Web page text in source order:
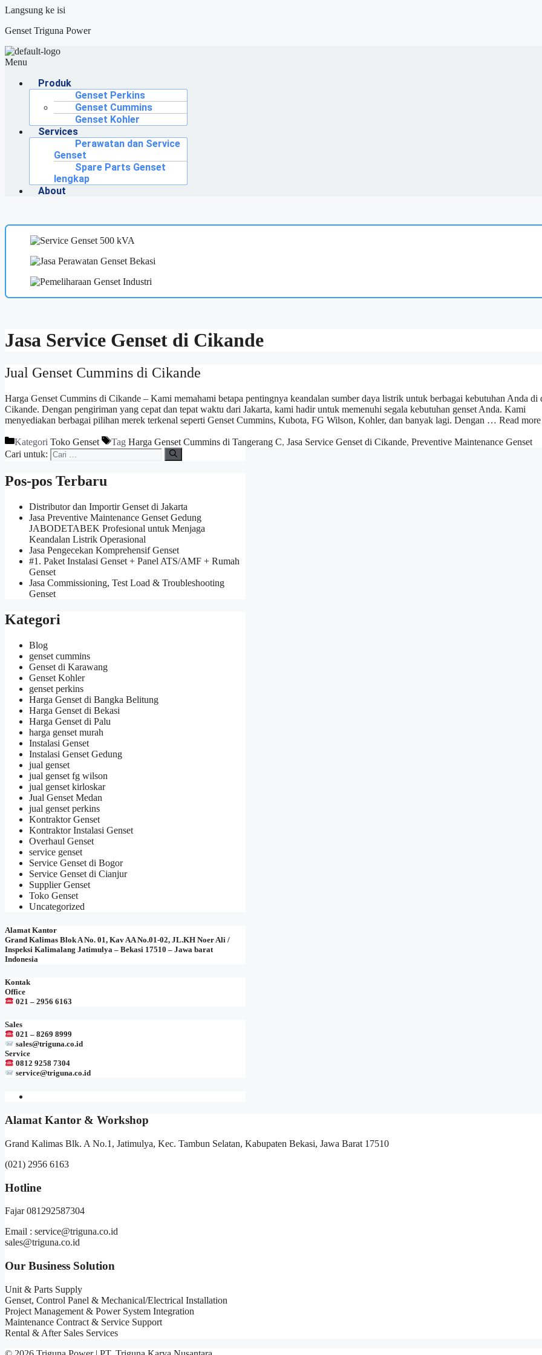
Langsung ke isi
Genset Triguna Power
Menu
Produk
Genset Perkins
Genset Cummins
Genset Kohler
Services
Perawatan dan Service
Genset
Spare Parts Genset
lengkap
About
Jasa Service Genset di Cikande
Jual Genset Cummins di Cikande
Harga Genset Cummins di Cikande – Kami memahami betapa pentingnya keandalan sumber daya listrik untuk berbagai kebutuhan Anda di
Cikande. Dengan pengiriman yang cepat dan tepat waktu dari Jakarta, kami hadir untuk memenuhi segala kebutuhan genset Anda. Kami
menyediakan berbagai pilihan merek terkenal seperti Genset Cummins, Kubota, FG Wilson, Kohler, dan banyak lagi. Dengan … Read more
Kategori Toko Genset Tag Harga Genset Cummins di Tangerang C, Jasa Service Genset di Cikande, Preventive Maintenance Genset
Cari untuk:
Pos-pos Terbaru
Distributor dan Importir Genset di Jakarta
Jasa Preventive Maintenance Genset Gedung
JABODETABEK Profesional untuk Menjaga
Keandalan Listrik Operasional
Jasa Pengecekan Komprehensif Genset
#1. Paket Instalasi Genset + Panel ATS/AMF + Rumah
Genset
Jasa Commissioning, Test Load & Troubleshooting
Genset
Kategori
Blog
genset cummins
Genset di Karawang
Genset Kohler
genset perkins
Harga Genset di Bangka Belitung
Harga Genset di Bekasi
Harga Genset di Palu
harga genset murah
Instalasi Genset
Instalasi Genset Gedung
jual genset
jual genset fg wilson
jual genset kirloskar
Jual Genset Medan
jual genset perkins
Kontraktor Genset
Kontraktor Instalasi Genset
Overhaul Genset
service genset
Service Genset di Bogor
Service Genset di Cianjur
Supplier Genset
Toko Genset
Uncategorized
Alamat Kantor
Grand Kalimas Blok A No. 01, Kav AA No.01-02, JL.KH Noer Ali /
Inspeksi Kalimalang Jatimulya – Bekasi 17510 – Jawa barat
Indonesia
Kontak
Office
021 – 2956 6163
Sales
021 – 8269 8999
sales@triguna.co.id
Service
0812 9258 7304
service@triguna.co.id
Alamat Kantor & Workshop
Grand Kalimas Blk. A No.1, Jatimulya, Kec. Tambun Selatan, Kabupaten Bekasi, Jawa Barat 17510
(021) 2956 6163
Hotline
Fajar 081292587304
Email : service@triguna.co.id
sales@triguna.co.id
Our Business Solution
Unit & Parts Supply
Genset, Control Panel & Mechanical/Electrical Installation
Project Management & Power System Integration
Maintenance Contract & Service Support
Rental & After Sales Services